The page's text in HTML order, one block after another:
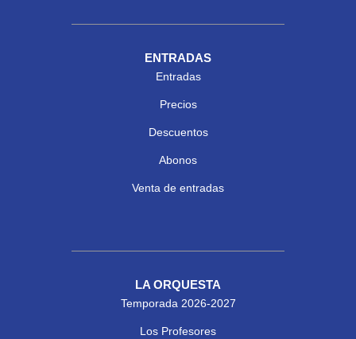
ENTRADAS
Entradas
Precios
Descuentos
Abonos
Venta de entradas
LA ORQUESTA
Temporada 2026-2027
Los Profesores